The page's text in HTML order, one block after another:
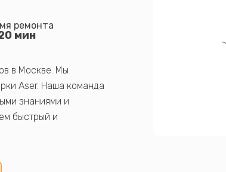
ремонта
мин
в Москве. Мы
Aser. Наша команда
знаниями и
быстрый и
компонентов, а также
удовлетворяя их